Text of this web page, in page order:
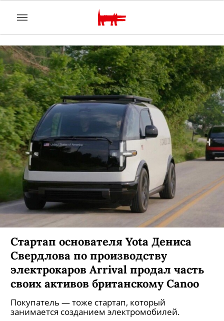
Стартап основателя Yota Дениса
Свердлова по производству
электрокаров Arrival продал часть
своих активов британскому Canoo
Покупатель — тоже стартап, который
занимается созданием электромобилей.